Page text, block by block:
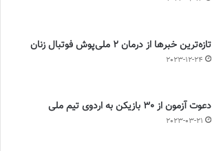
تازه‌ترین خبرها از درمان ۲ ملی‌پوش فوتبال زنان
2023-12-24
دعوت آزمون از 30 بازیکن به اردوی تیم ملی
2023-03-21